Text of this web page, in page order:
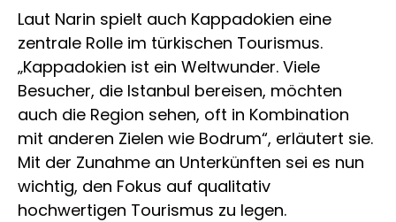
Laut Narin spielt auch Kappadokien eine
zentrale Rolle im türkischen Tourismus.
„Kappadokien ist ein Weltwunder. Viele
Besucher, die Istanbul bereisen, möchten
auch die Region sehen, oft in Kombination
mit anderen Zielen wie Bodrum“, erläutert sie.
Mit der Zunahme an Unterkünften sei es nun
wichtig, den Fokus auf qualitativ
hochwertigen Tourismus zu legen.